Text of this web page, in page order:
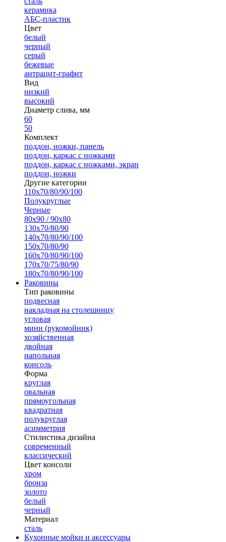
керамика
АБС-пластик
Цвет
белый
черный
серый
бежевые
антрацит-графит
Вид
низкий
высокий
Диаметр слива, мм
60
50
Комплект
поддон, ножки, панель
поддон, каркас с ножками
поддон, каркас с ножками, экран
поддон, ножки
Другие категории
110х70/80/90/100
Полукруглые
Черные
80х90 / 90х80
130х70/80/90
140х70/80/90/100
150х70/80/90
160х70/80/90/100
170х70/75/80/90
180х70/80/90/100
Раковины
Тип раковины
подвесная
накладная на столешницу
угловая
мини (рукомойник)
хозяйственная
двойная
напольная
консоль
Форма
круглая
овальная
прямоугольная
квадратная
полукруглая
асимметрия
Стилистика дизайна
современный
классический
Цвет консоли
хром
бронза
золото
белый
черный
Материал
сталь
Кухонные мойки и аксессуары